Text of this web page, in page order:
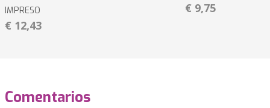
IMPRESO
€ 12,43
€ 9,75
Comentarios